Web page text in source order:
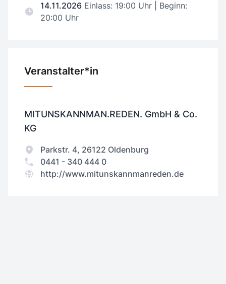
14.11.2026 Einlass: 19:00 Uhr | Beginn:
20:00 Uhr
Veranstalter*in
MITUNSKANNMAN.REDEN. GmbH & Co.
KG
Parkstr. 4, 26122 Oldenburg
0441 - 340 444 0
http://www.mitunskannmanreden.de